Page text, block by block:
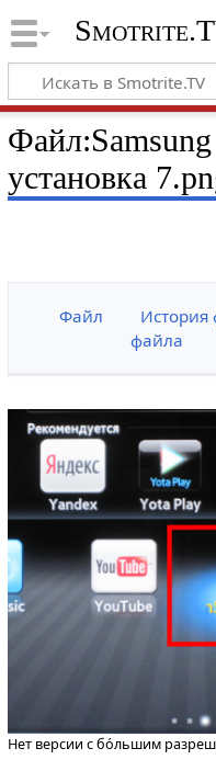
установка
Файл История
файла
Нет версии с бо́льшим